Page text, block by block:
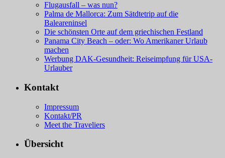
Flugausfall – was nun?
Palma de Mallorca: Zum Sätdtetrip auf die
Baleareninsel
Die schönsten Orte auf dem griechischen Festland
Panama City Beach – oder: Wo Amerikaner Urlaub
machen
Werbung DAK-Gesundheit: Reiseimpfung für USA-
Urlauber
Kontakt
Impressum
Kontakt/PR
Meet the Traveliers
Übersicht